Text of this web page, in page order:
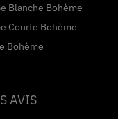
Blanche Bohème
Courte Bohème
Bohème
AVIS